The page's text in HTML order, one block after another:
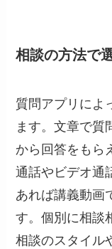
相談の方法で
質問アプリによ
ます。文章で質
から回答をもら
通話やビデオ通
あれば講義動画
す。個別に相談
相談のスタイル